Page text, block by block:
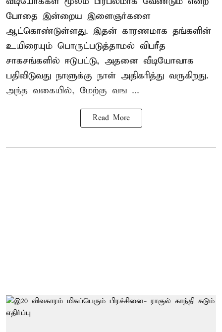
போதை இன்றைய இளைஞர்களை
ஆட்கொண்டுள்ளது. இதன் காரணமாக தங்களின்
உயிரையும் பொருட்படுத்தாமல் விபரீத
சாகசங்களில் ஈடுபட்டு, அதனை வீடியோவாக
பதிவிடுவது நாளுக்கு நாள் அதிகரித்து வருகிறது.
அந்த வகையில், மேற்கு வங ...
Read More